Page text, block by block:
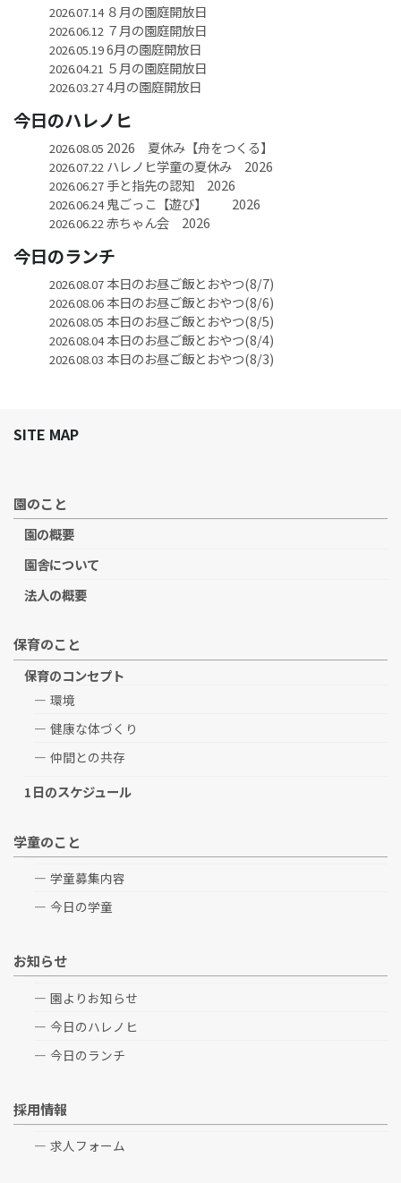
2026.07.14８月の園庭開放日
2026.06.12 ７月の園庭開放日
2026.05.196月の園庭開放日
2026.04.21 ５月の園庭開放日
2026.03.274月の園庭開放日
今日のハレノヒ
2026.08.05 2026 夏休み【舟をつくる】
2026.07.22 ハレノヒ学童の夏休み 2026
2026.06.27手と指先の認知 2026
2026.06.24鬼ごっこ【遊び】 2026
2026.06.22 赤ちゃん会 2026
今日のランチ
2026.08.07本日のお昼ご飯とおやつ(8/7)
2026.08.06本日のお昼ご飯とおやつ(8/6)
2026.08.05 本日のお昼ご飯とおやつ(8/5)
2026.08.04本日のお昼ご飯とおやつ(8/4)
2026.08.03 本日のお昼ご飯とおやつ(8/3)
SITE MAP
園のこと
園の概要
園舎について
法人の概要
保育のこと
保育のコンセプト
環境
健康な体づくり
仲間との共存
1日のスケジュール
学童のこと
学童募集内容
今日の学童
お知らせ
園よりお知らせ
今日のハレノヒ
今日のランチ
採用情報
求人フォーム